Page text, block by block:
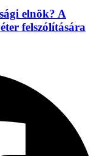
elnök? A
felszólítására